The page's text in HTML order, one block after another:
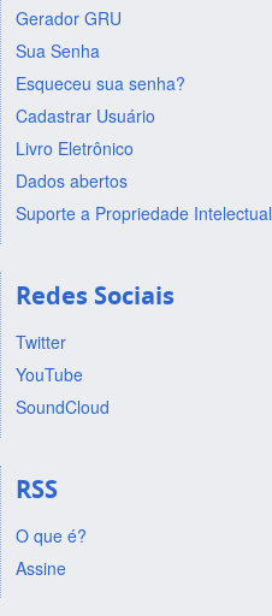
Gerador GRU
Sua Senha
Esqueceu sua senha?
Cadastrar Usuário
Livro Eletrônico
Dados abertos
Suporte a Propriedade Intelectual
Redes Sociais
Twitter
YouTube
SoundCloud
RSS
O que é?
Assine